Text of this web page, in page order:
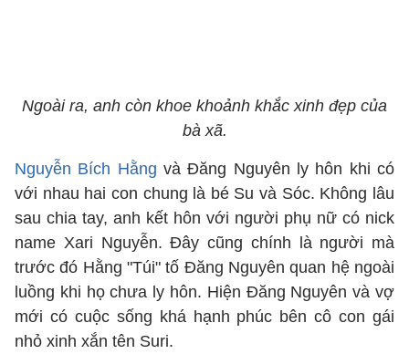
Ngoài ra, anh còn khoe khoảnh khắc xinh đẹp của
bà xã.
Nguyễn Bích Hằng và Đăng Nguyên ly hôn khi có
với nhau hai con chung là bé Su và Sóc. Không lâu
sau chia tay, anh kết hôn với người phụ nữ có nick
name Xari Nguyễn. Đây cũng chính là người mà
trước đó Hằng "Túi" tố Đăng Nguyên quan hệ ngoài
luồng khi họ chưa ly hôn. Hiện Đăng Nguyên và vợ
mới có cuộc sống khá hạnh phúc bên cô con gái
nhỏ xinh xắn tên Suri.